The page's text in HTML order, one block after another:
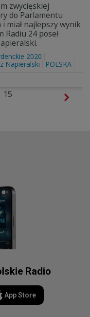
zwycięskiej
do Parlamentu
miał najlepszy wynik
Radiu 24 poseł
2020
Napieralski POLSKA
15
Radio
App Store